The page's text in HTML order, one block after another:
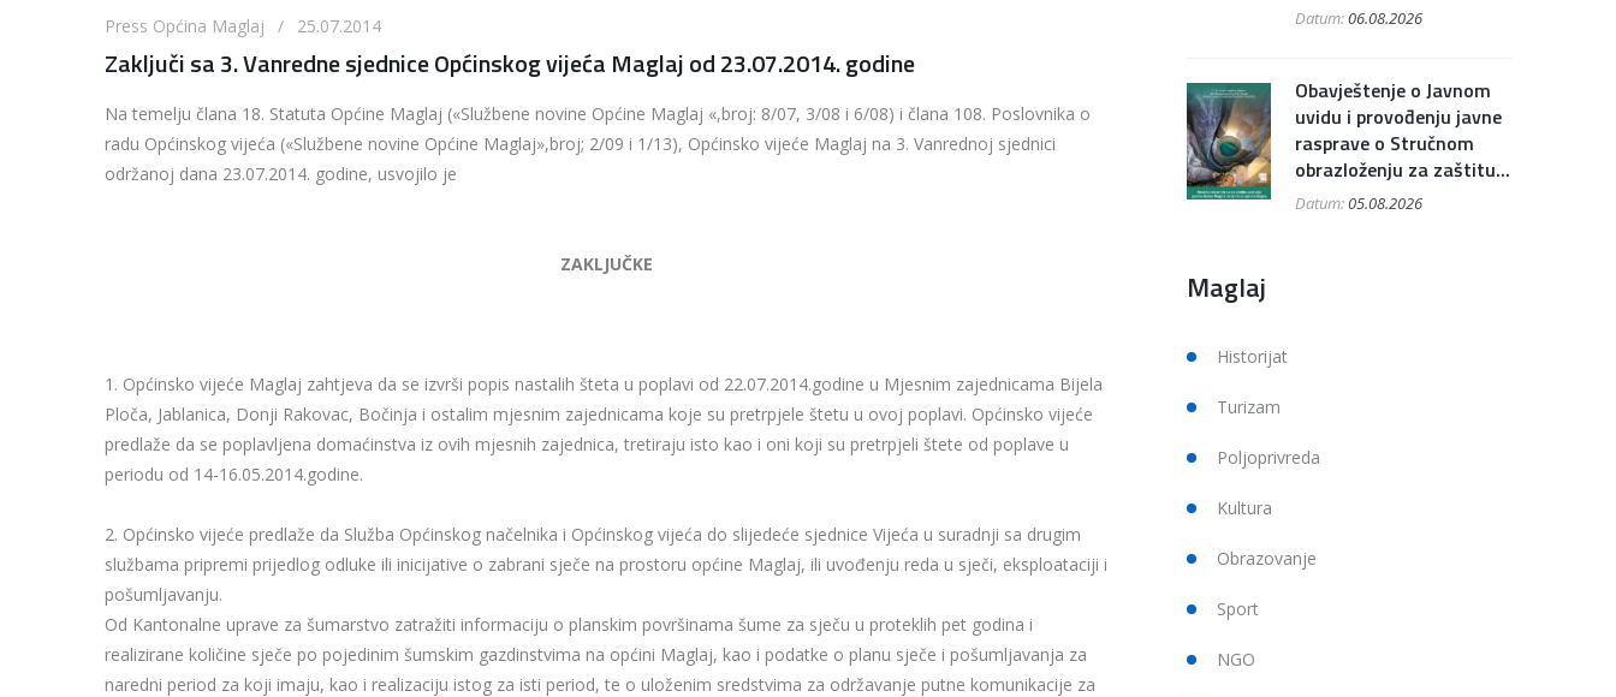
Press Općina Maglaj / 25.07.2014
Zaključi sa 3. Vanredne sjednice Općinskog vijeća Maglaj od 23.07.2014. godine
Na temelju člana 18. Statuta Općine Maglaj («Službene novine Općine Maglaj «,broj: 8/07, 3/08 i 6/08) i člana 108. Poslovnika o
radu Općinskog vijeća («Službene novine Općine Maglaj»,broj; 2/09 i 1/13), Općinsko vijeće Maglaj na 3. Vanrednoj sjednici
održanoj dana 23.07.2014. godine, usvojilo je
ZAKLJUČKE
1. Općinsko vijeće Maglaj zahtjeva da se izvrši popis nastalih šteta u poplavi od 22.07.2014.godine u Mjesnim zajednicama Bijela
Ploča, Jablanica, Donji Rakovac, Bočinja i ostalim mjesnim zajednicama koje su pretrpjele štetu u ovoj poplavi. Općinsko vijeće
predlaže da se poplavljena domaćinstva iz ovih mjesnih zajednica, tretiraju isto kao i oni koji su pretrpjeli štete od poplave u
periodu od 14-16.05.2014.godine.
2. Općinsko vijeće predlaže da Služba Općinskog načelnika i Općinskog vijeća do slijedeće sjednice Vijeća u suradnji sa drugim
službama pripremi prijedlog odluke ili inicijative o zabrani sječe na prostoru općine Maglaj, ili uvođenju reda u sječi, eksploataciji i
pošumljavanju.
Od Kantonalne uprave za šumarstvo zatražiti informaciju o planskim površinama šume za sječu u proteklih pet godina i
realizirane količine sječe po pojedinim šumskim gazdinstvima na općini Maglaj, kao i podatke o planu sječe i pošumljavanja za
naredni period za koji imaju, kao i realizaciju istog za isti period, te o uloženim sredstvima za održavanje putne komunikacije za
Datum:06.08.2026
Obavještenje o Javnom
uvidu i provođenju javne
rasprave o Stručnom
obrazloženju za zaštitu...
Datum:05.08.2026
Maglaj
Historijat
Turizam
Poljoprivreda
Kultura
Obrazovanje
Sport
NGO